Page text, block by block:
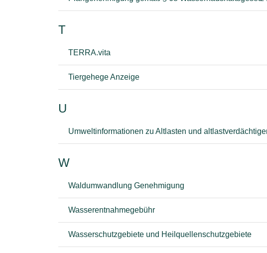
T
TERRA.vita
Tiergehege Anzeige
U
Umweltinformationen zu Altlasten und
W
Waldumwandlung Genehmigung
Wasserentnahmegebühr
Wasserschutzgebiete und Heilquellenschutzgebiete